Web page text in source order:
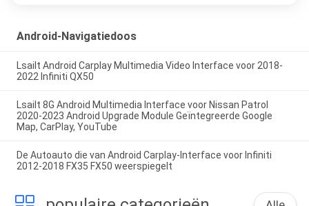
Android-Navigatiedoos
Lsailt Android Carplay Multimedia Video Interface voor 2018-
2022 Infiniti QX50
Lsailt 8G Android Multimedia Interface voor Nissan Patrol
2020-2023 Android Upgrade Module Geïntegreerde Google
Map, CarPlay, YouTube
De Autoauto die van Android Carplay-Interface voor Infiniti
2012-2018 FX35 FX50 weerspiegelt